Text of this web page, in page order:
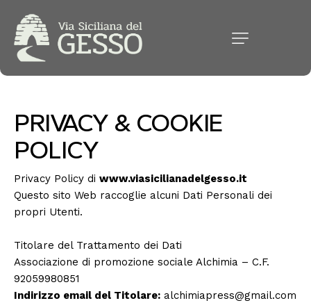
PRIVACY & COOKIE
POLICY
Privacy Policy di www.viasicilianadelgesso.it
Questo sito Web raccoglie alcuni Dati Personali dei
propri Utenti.
Titolare del Trattamento dei Dati
Associazione di promozione sociale Alchimia – C.F.
92059980851
Indirizzo email del Titolare: alchimiapress@gmail.com